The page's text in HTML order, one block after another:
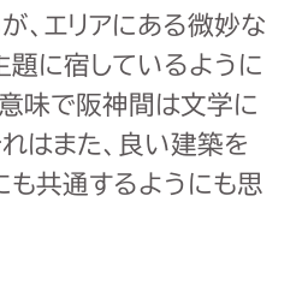
、エリアにある微妙な
に宿しているように
味で阪神間は文学に
はまた、良い建築を
共通するようにも思